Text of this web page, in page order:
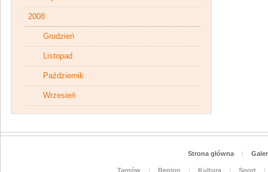
2008
Grudzień
Listopad
Październik
Wrzesień
Strona główna |
Tarnów | Region | Kultura | Sport
|